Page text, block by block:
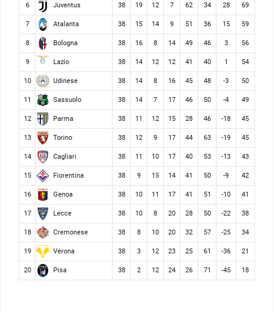
6 Juventus 38 19 12 7 62 34 28 69
7 Atalanta 38 15 14 9 51 36 15 59
8 Bologna 38 16 8 14 49 46 3 56
9 Lazio 38 14 12 12 41 40 1 54
10 Udinese 38 14 8 16 45 48 -3 50
11 Sassuolo 38 14 7 17 46 50 -4 49
12 Parma 38 11 12 15 28 46 -18 45
13 Torino 38 12 9 17 44 63 -19 45
14 Cagliari 38 11 10 17 40 53 -13 43
15 Fiorentina 38 9 15 14 41 50 -9 42
16 Genoa 38 10 11 17 41 51 -10 41
17 Lecce 38 10 8 20 28 50 -22 38
18 Cremonese 38 8 10 20 32 57 -25 34
19 Verona 38 3 12 23 25 61 -36 21
20 Pisa 38 2 12 24 26 71 -45 18